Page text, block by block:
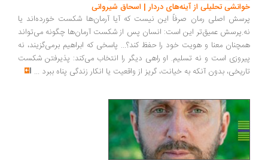
تحلیلی از آینه‌های دردار | اسحاق شیروانی
اصلی رمان صرفاً این نیست که آیا آرمان‌ها شکست خورده‌اند یا
عمیق‌تر این است: انسان پس از شکست آرمان‌ها چگونه می‌تواند
معنا و هویت خود را حفظ کند؟... پاسخی که ابراهیم برمی‌گزیند، نه
است و نه تسلیم. او راهی دیگر را انتخاب می‌کند: پذیرفتن شکست
بدون آنکه به خیانت، گریز از واقعیت یا انکار زندگی پناه ببرد...